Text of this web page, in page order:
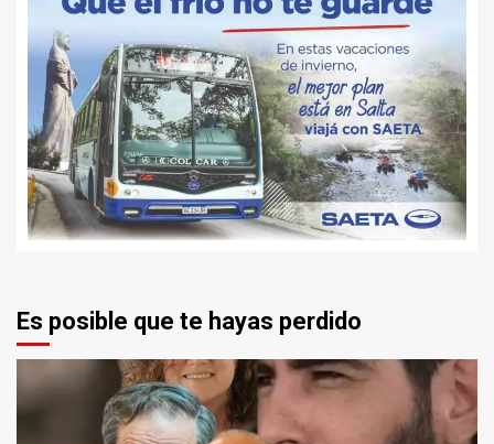
Es posible que te hayas perdido